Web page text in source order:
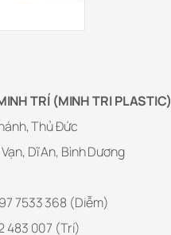
TRÍ (MINH TRI PLASTIC)
Thủ Đức
Dĩ An, Bình Dương
7533 368 (Diễm)
483 007 (Trí)